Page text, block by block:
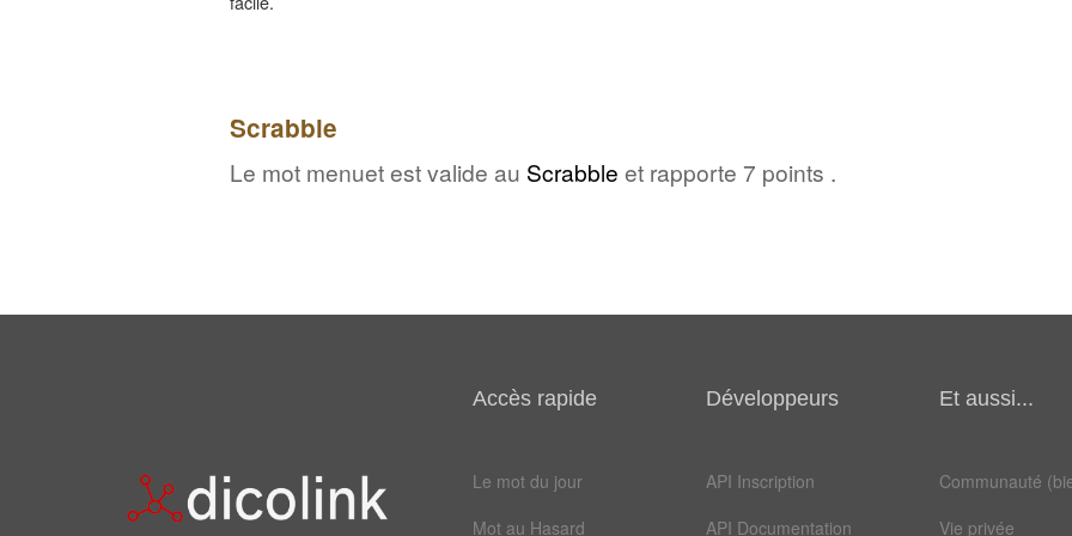
Scrabble
Le mot menuet est valide au Scrabble et rapporte 7 points .
Accès rapide
Le mot du jour
Mot au Hasard
Développeurs
API Inscription
API Documentation
Et aussi...
Communauté
Vie privée